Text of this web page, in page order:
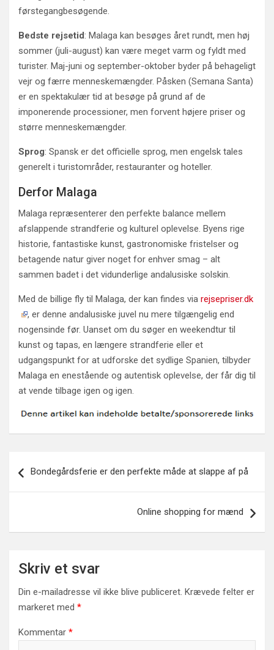
førstegangbesøgende.
Bedste rejsetid: Malaga kan besøges året rundt, men høj
sommer (juli-august) kan være meget varm og fyldt med
turister. Maj-juni og september-oktober byder på behageligt
vejr og færre menneskemængder. Påsken (Semana Santa)
er en spektakulær tid at besøge på grund af de
imponerende processioner, men forvent højere priser og
større menneskemængder.
Sprog: Spansk er det officielle sprog, men engelsk tales
generelt i turistområder, restauranter og hoteller.
Derfor Malaga
Malaga repræsenterer den perfekte balance mellem
afslappende strandferie og kulturel oplevelse. Byens rige
historie, fantastiske kunst, gastronomiske fristelser og
betagende natur giver noget for enhver smag – alt
sammen badet i det vidunderlige andalusiske solskin.
Med de billige fly til Malaga, der kan findes via rejsepriser.dk
, er denne andalusiske juvel nu mere tilgængelig end
nogensinde før. Uanset om du søger en weekendtur til
kunst og tapas, en længere strandferie eller et
udgangspunkt for at udforske det sydlige Spanien, tilbyder
Malaga en enestående og autentisk oplevelse, der får dig til
at vende tilbage igen og igen.
Bondegårdsferie er den perfekte måde at slappe af på
Online shopping for mænd
Skriv et svar
Din e-mailadresse vil ikke blive publiceret. Krævede felter er
markeret med *
Kommentar *